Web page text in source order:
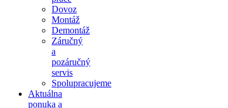
Dovoz
Montáž
Demontáž
Záručný
a
pozáručný
servis
Spolupracujeme
Aktuálna
ponuka a